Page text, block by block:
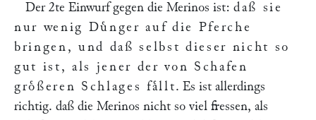
Der 2te Einwurf gegen die Merinos ist: daß sie
nur wenig Duͤnger auf die Pferche
bringen, und daß selbst dieser nicht so
gut ist, als jener der von Schafen
groͤßeren Schlages faͤllt. Es ist allerdings
richtig. daß die Merinos nicht so viel fressen, als